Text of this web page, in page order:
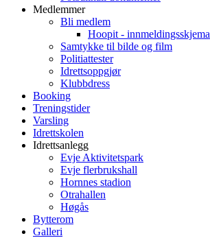
Medlemmer
Bli medlem
Hoopit - innmeldingsskjema
Samtykke til bilde og film
Politiattester
Idrettsoppgjør
Klubbdress
Booking
Treningstider
Varsling
Idrettskolen
Idrettsanlegg
Evje Aktivitetspark
Evje flerbrukshall
Hornnes stadion
Otrahallen
Høgås
Bytterom
Galleri